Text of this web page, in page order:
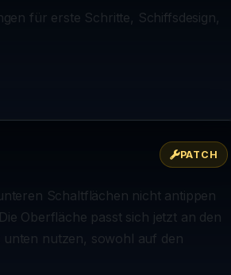
für erste Schritte, Schiffsdesign,
PATCH
Schaltflächen nicht antippen
Oberfläche passt sich jetzt an den
unten nutzen, sowohl auf den